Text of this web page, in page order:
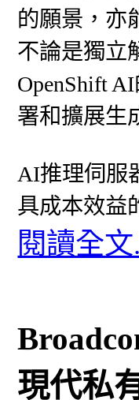
的願景，亦
不論是獨立
OpenShift
署和擴展生
AI推理伺服
具成本效益
閱讀全文
現代私